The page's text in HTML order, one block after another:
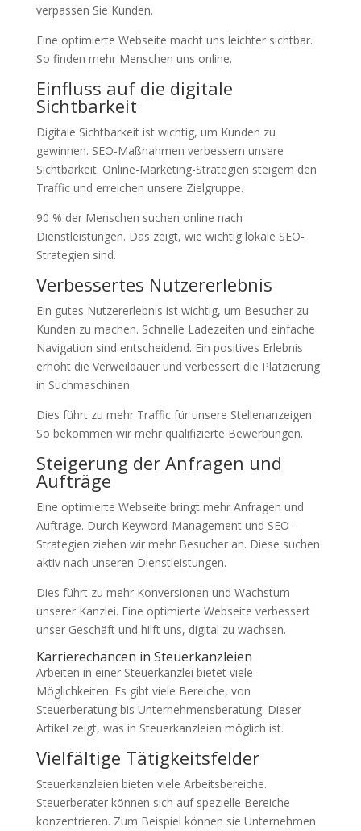
verpassen Sie Kunden.
Eine optimierte Webseite macht uns leichter sichtbar.
So finden mehr Menschen uns online.
Einfluss auf die digitale
Sichtbarkeit
Digitale Sichtbarkeit ist wichtig, um Kunden zu
gewinnen. SEO-Maßnahmen verbessern unsere
Sichtbarkeit. Online-Marketing-Strategien steigern den
Traffic und erreichen unsere Zielgruppe.
90 % der Menschen suchen online nach
Dienstleistungen. Das zeigt, wie wichtig lokale SEO-
Strategien sind.
Verbessertes Nutzererlebnis
Ein gutes Nutzererlebnis ist wichtig, um Besucher zu
Kunden zu machen. Schnelle Ladezeiten und einfache
Navigation sind entscheidend. Ein positives Erlebnis
erhöht die Verweildauer und verbessert die Platzierung
in Suchmaschinen.
Dies führt zu mehr Traffic für unsere Stellenanzeigen.
So bekommen wir mehr qualifizierte Bewerbungen.
Steigerung der Anfragen und
Aufträge
Eine optimierte Webseite bringt mehr Anfragen und
Aufträge. Durch Keyword-Management und SEO-
Strategien ziehen wir mehr Besucher an. Diese suchen
aktiv nach unseren Dienstleistungen.
Dies führt zu mehr Konversionen und Wachstum
unserer Kanzlei. Eine optimierte Webseite verbessert
unser Geschäft und hilft uns, digital zu wachsen.
Karrierechancen in Steuerkanzleien
Arbeiten in einer Steuerkanzlei bietet viele
Möglichkeiten. Es gibt viele Bereiche, von
Steuerberatung bis Unternehmensberatung. Dieser
Artikel zeigt, was in Steuerkanzleien möglich ist.
Vielfältige Tätigkeitsfelder
Steuerkanzleien bieten viele Arbeitsbereiche.
Steuerberater können sich auf spezielle Bereiche
konzentrieren. Zum Beispiel können sie Unternehmen